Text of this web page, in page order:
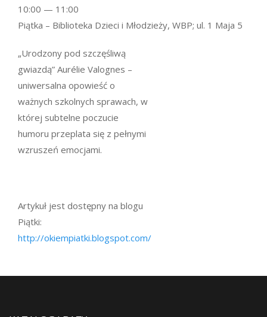
„Urodzony pod szczęśliwą
gwiazdą” Aurélie Valognes –
uniwersalna opowieść o
ważnych szkolnych sprawach, w
której subtelne poczucie
humoru przeplata się z pełnymi
wzruszeń emocjami.
Artykuł jest dostępny na blogu
Piątki:
http://okiempiatki.blogspot.com/
10:00 — 11:00
Piątka – Biblioteka Dzieci i Młodzieży, WBP; ul. 1 Maja 5